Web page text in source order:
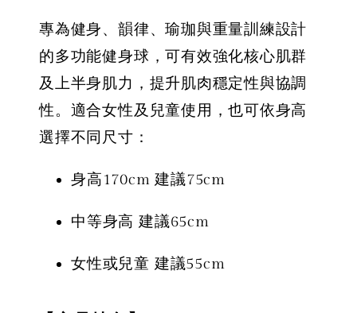
專為健身、韻律、瑜珈與重量訓練設計
的多功能健身球，可有效強化核心肌群
及上半身肌力，提升肌肉穩定性與協調
性。適合女性及兒童使用，也可依身高
選擇不同尺寸：
身高170cm 建議75cm
中等身高 建議65cm
女性或兒童 建議55cm